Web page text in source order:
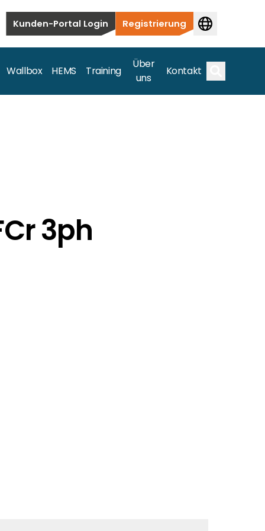
Kunden-Portal Login Registrierung
Wallbox HEMS Training
Über
uns
Kontakt
bis hin zu kommerziellen und
regelmäßige Webinare an und registrieren Sie sich
Schulungen und Webinare.
aus Ihrer Region.
3ph